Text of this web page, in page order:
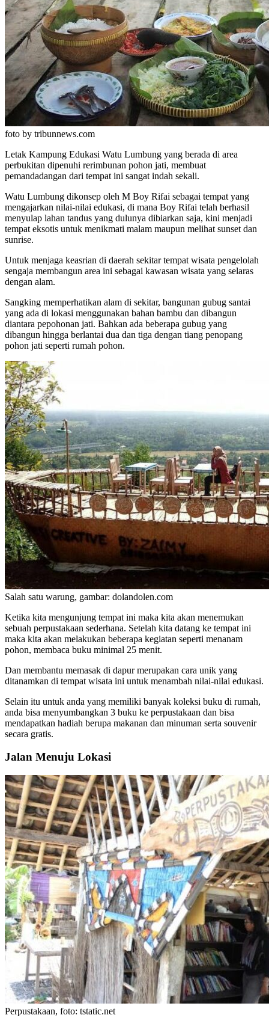
foto by tribunnews.com
Letak Kampung Edukasi Watu Lumbung yang berada di area
perbukitan dipenuhi rerimbunan pohon jati, membuat
pemandadangan dari tempat ini sangat indah sekali.
Watu Lumbung dikonsep oleh M Boy Rifai sebagai tempat yang
mengajarkan nilai-nilai edukasi, di mana Boy Rifai telah berhasil
menyulap lahan tandus yang dulunya dibiarkan saja, kini menjadi
tempat eksotis untuk menikmati malam maupun melihat sunset dan
sunrise.
Untuk menjaga keasrian di daerah sekitar tempat wisata pengelolah
sengaja membangun area ini sebagai kawasan wisata yang selaras
dengan alam.
Sangking memperhatikan alam di sekitar, bangunan gubug santai
yang ada di lokasi menggunakan bahan bambu dan dibangun
diantara pepohonan jati. Bahkan ada beberapa gubug yang
dibangun hingga berlantai dua dan tiga dengan tiang penopang
pohon jati seperti rumah pohon.
Salah satu warung, gambar: dolandolen.com
Ketika kita mengunjung tempat ini maka kita akan menemukan
sebuah perpustakaan sederhana. Setelah kita datang ke tempat ini
maka kita akan melakukan beberapa kegiatan seperti menanam
pohon, membaca buku minimal 25 menit.
Dan membantu memasak di dapur merupakan cara unik yang
ditanamkan di tempat wisata ini untuk menambah nilai-nilai edukasi.
Selain itu untuk anda yang memiliki banyak koleksi buku di rumah,
anda bisa menyumbangkan 3 buku ke perpustakaan dan bisa
mendapatkan hadiah berupa makanan dan minuman serta souvenir
secara gratis.
Jalan Menuju Lokasi
Perpustakaan, foto: tstatic.net